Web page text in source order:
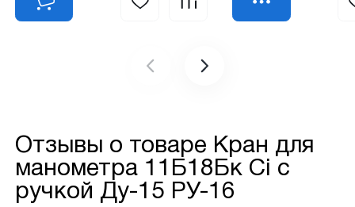
Отзывы о товаре Кран для
манометра 11Б18Бк Ci с
ручкой Ду-15 РУ-16